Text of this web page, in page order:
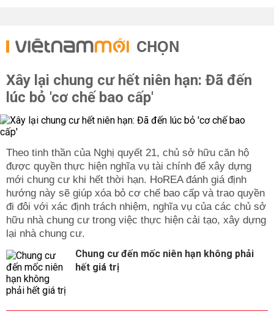
CHỌN
Xây lại chung cư hết niên hạn: Đã đến
lúc bỏ 'cơ chế bao cấp'
Theo tinh thần của Nghị quyết 21, chủ sở hữu căn hộ
được quyền thực hiện nghĩa vụ tài chính để xây dựng
mới chung cư khi hết thời hạn. HoREA đánh giá định
hướng này sẽ giúp xóa bỏ cơ chế bao cấp và trao quyền
đi đôi với xác định trách nhiệm, nghĩa vụ của các chủ sở
hữu nhà chung cư trong việc thực hiện cải tạo, xây dựng
lại nhà chung cư.
Chung cư đến mốc niên hạn không phải
hết giá trị